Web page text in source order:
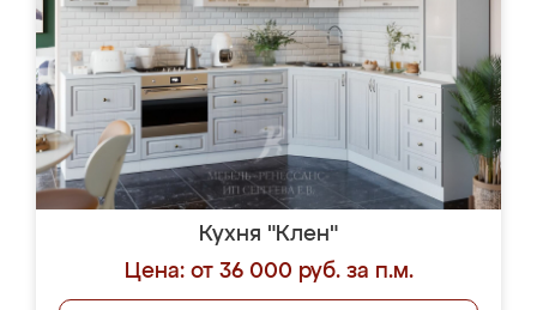
Кухня "Клен"
Цена: от 36 000 руб. за п.м.